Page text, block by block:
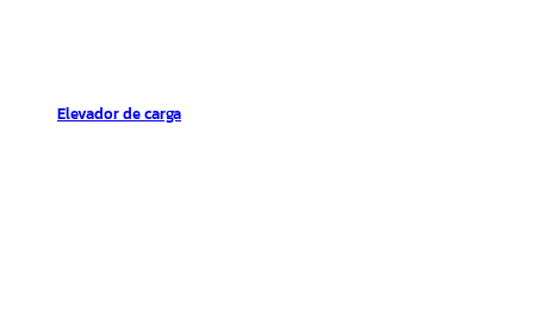
Elevador de carga